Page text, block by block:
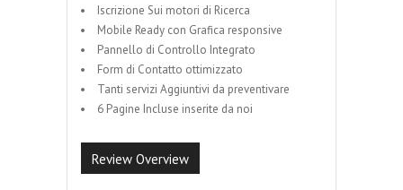
Iscrizione Sui motori di Ricerca
Mobile Ready con Grafica responsive
Pannello di Controllo Integrato
Form di Contatto ottimizzato
Tanti servizi Aggiuntivi da preventivare
6 Pagine Incluse inserite da noi
Review Overview